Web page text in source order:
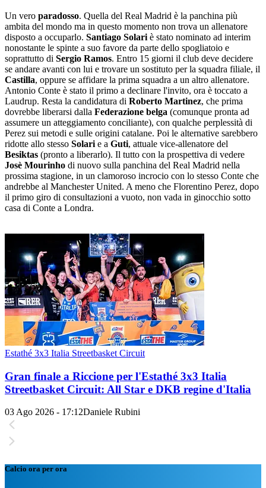
Un vero paradosso. Quella del Real Madrid è la panchina più
ambita del mondo ma in questo momento non trova un allenatore
disposto a occuparlo. Santiago Solari è stato nominato ad interim
nonostante le spinte a suo favore da parte dello spogliatoio e
soprattutto di Sergio Ramos. Entro 15 giorni il club deve decidere
se andare avanti con lui e trovare un sostituto per la squadra filiale, il
Castilla, oppure se affidare la prima squadra a un altro allenatore.
Antonio Conte è stato il primo a declinare l'invito, ora è toccato a
Laudrup. Resta la candidatura di Roberto Martinez, che prima
dovrebbe liberarsi dalla Federazione belga (comunque pronta ad
assumere un atteggiamento conciliante), con qualche perplessità di
Perez sui metodi e sulle origini catalane. Poi le alternative sarebbero
ridotte allo stesso Solari e a Guti, attuale vice-allenatore del
Besiktas (pronto a liberarlo). Il tutto con la prospettiva di vedere
Josè Mourinho di nuovo sulla panchina del Real Madrid nella
prossima stagione, in un clamoroso incrocio con lo stesso Conte che
andrebbe al Manchester United. A meno che Florentino Perez, dopo
il primo giro di consultazioni a vuoto, non vada in ginocchio sotto
casa di Conte a Londra.
Estathé 3x3 Italia Streetbasket Circuit
Gran finale a Riccione per l'Estathé 3x3 Italia
Streetbasket Circuit: All Star e DKB regine d'Italia
03 Ago 2026 - 17:12Daniele Rubini
Calcio ora per ora